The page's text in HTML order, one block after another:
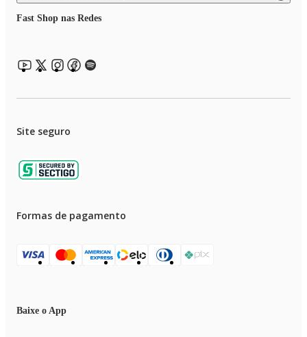
Fast Shop nas Redes
Site seguro
Formas de pagamento
Baixe o App